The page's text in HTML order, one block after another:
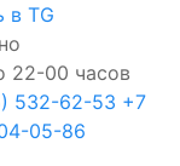
в TG
22-00 часов
532-62-53 +7
05-86